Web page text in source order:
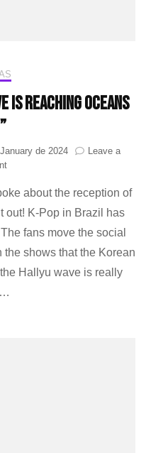
is reaching oceans
de 2024
Leave a
on
Pop
“This
wave
reaching
about the reception of
out! K-Pop in Brazil has
fans move the social
shows that the Korean
Hallyu wave is really